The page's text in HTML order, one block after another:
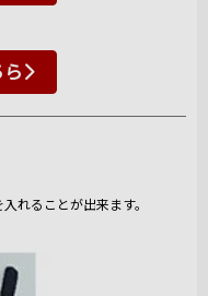
れることが出来ます。